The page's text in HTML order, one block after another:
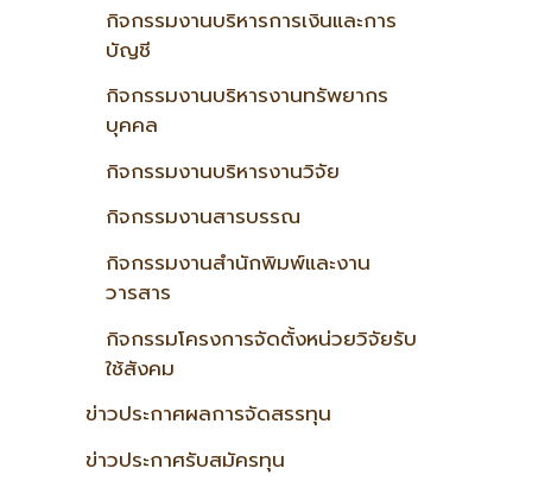
กิจกรรมงานบริหารการเงินและการ
บัญชี
กิจกรรมงานบริหารงานทรัพยากร
บุคคล
กิจกรรมงานบริหารงานวิจัย
กิจกรรมงานสารบรรณ
กิจกรรมงานสำนักพิมพ์และงาน
วารสาร
กิจกรรมโครงการจัดตั้งหน่วยวิจัยรับ
ใช้สังคม
ข่าวประกาศผลการจัดสรรทุน
ข่าวประกาศรับสมัครทุน